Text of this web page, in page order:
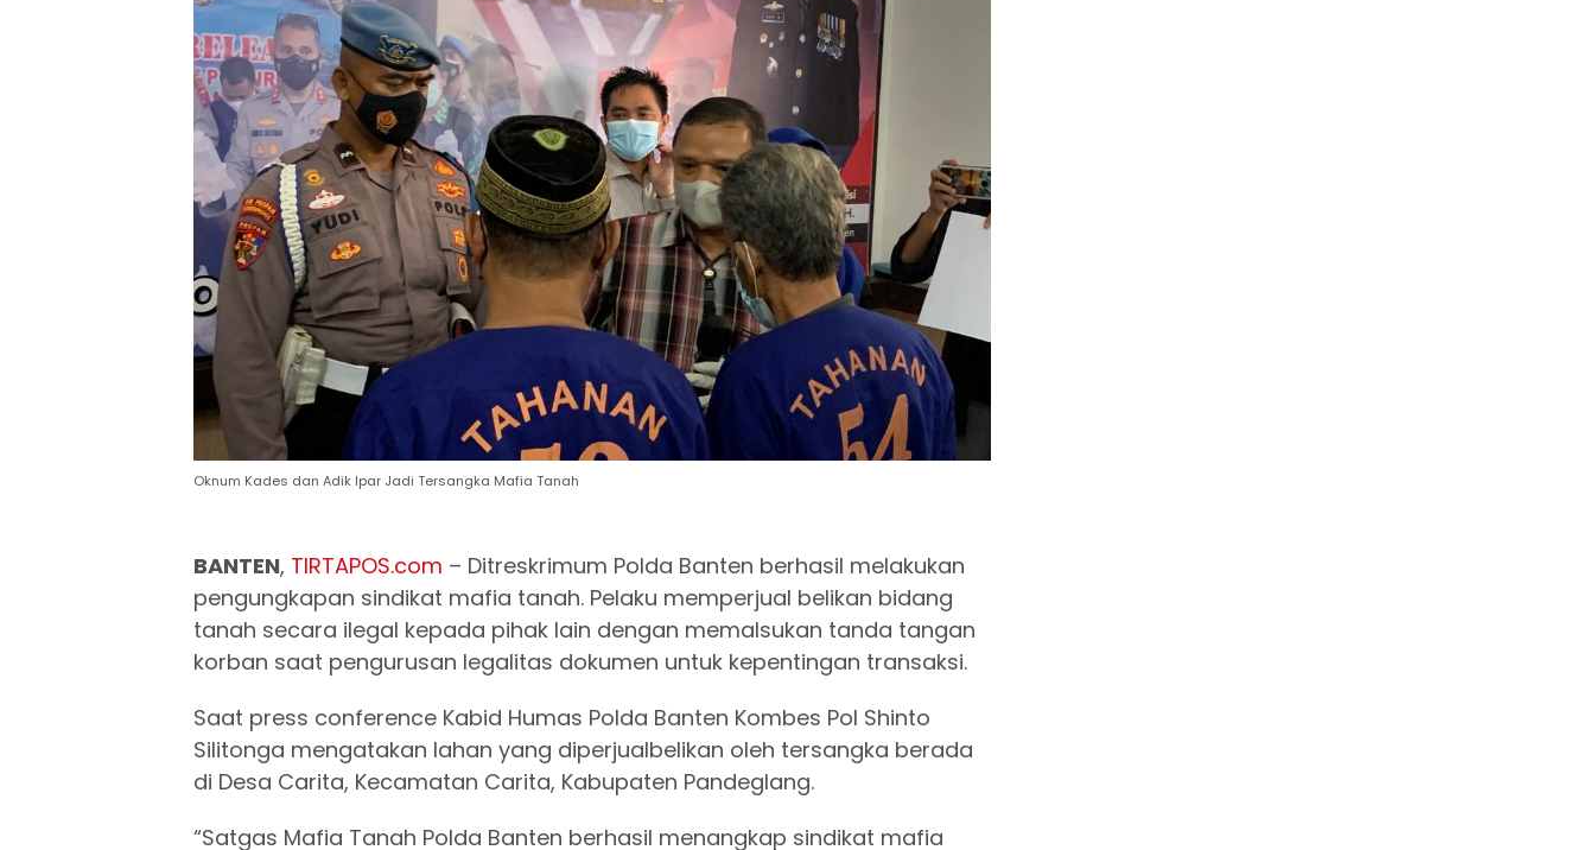
Oknum Kades dan Adik Ipar Jadi Tersangka Mafia Tanah
BANTEN, TIRTAPOS.com – Ditreskrimum Polda Banten berhasil melakukan
pengungkapan sindikat mafia tanah. Pelaku memperjual belikan bidang
tanah secara ilegal kepada pihak lain dengan memalsukan tanda tangan
korban saat pengurusan legalitas dokumen untuk kepentingan transaksi.
Saat press conference Kabid Humas Polda Banten Kombes Pol Shinto
Silitonga mengatakan lahan yang diperjualbelikan oleh tersangka berada
di Desa Carita, Kecamatan Carita, Kabupaten Pandeglang.
“Satgas Mafia Tanah Polda Banten berhasil menangkap sindikat mafia